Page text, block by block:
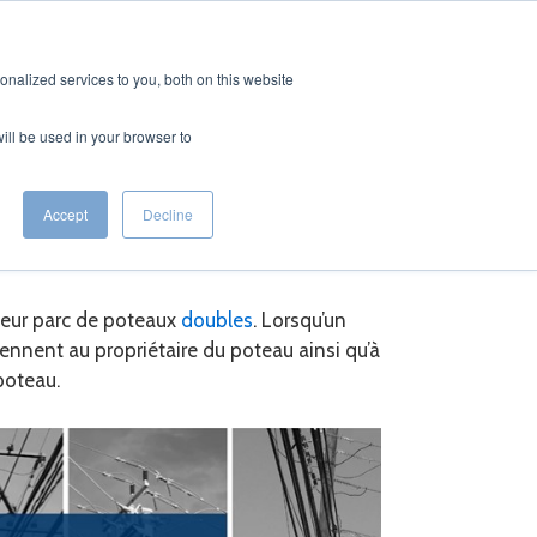
services to you, both on this website
be used in your browser to
Accept Decline
parc de poteaux doubles. Lorsqu’un
au propriétaire du poteau ainsi qu’à